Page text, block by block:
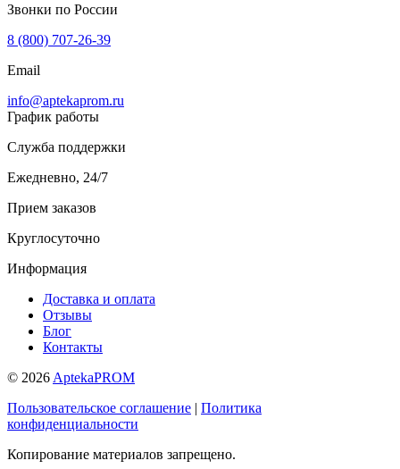
Звонки по России
8 (800) 707-26-39
Email
info@aptekaprom.ru
График работы
Служба поддержки
Ежедневно, 24/7
Прием заказов
Круглосуточно
Информация
Доставка и оплата
Отзывы
Блог
Контакты
© 2026 AptekaPROM
Пользовательское соглашение | Политика
конфиденциальности
Копирование материалов запрещено.